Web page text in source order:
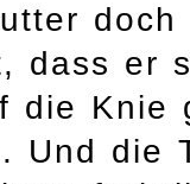
dass er
die Knie
Und die